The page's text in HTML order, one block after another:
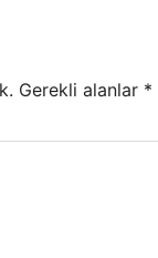
Gerekli alanlar *